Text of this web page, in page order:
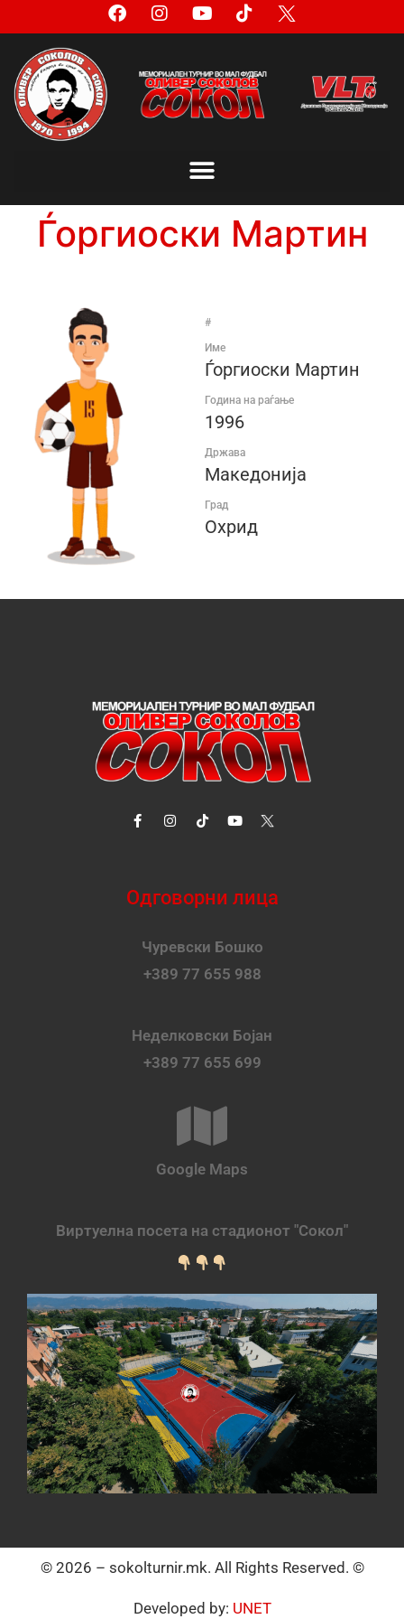
Ѓоргиоски Мартин
#
Име
Ѓоргиоски Мартин
Година на раѓање
1996
Држава
Македонија
Град
Охрид
Одговорни лица
Чуревски Бошко
+389 77 655 988
Неделковски Бојан
+389 77 655 699
Google Maps
Виртуелна посета на стадионот "Сокол"
© 2026 – sokolturnir.mk. All Rights Reserved. ©
Developed by: UNET